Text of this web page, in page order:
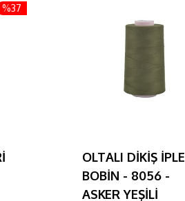
%37
OLTALI DİKİŞ
BOBİN - 8056 -
ASKER YEŞİLİ